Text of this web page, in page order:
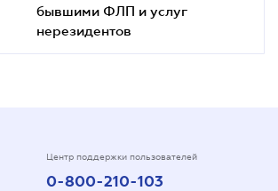
бывшими ФЛП и услуг
нерезидентов
Центр поддержки пользователей
0-800-210-103